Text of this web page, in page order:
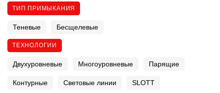
ТИП ПРИМЫКАНИЯ
Теневые Бесщелевые
ТЕХНОЛОГИИ
Двухуровневые Многоуровневые Парящие
Контурные Световые линии SLOTT